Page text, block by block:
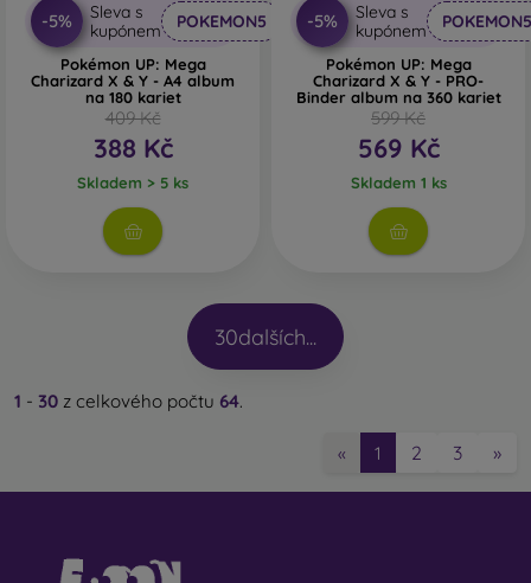
-5%
Sleva s
kupónem
POKEMON5
Pokémon UP: Mega
Charizard X & Y - A4 album
na 180 kariet
409 Kč
388 Kč
Skladem > 5 ks
-5%
Sleva s
kupónem
POKEMON5
Pokémon UP: Mega
Charizard X & Y - PRO-
Binder album na 360 kariet
599 Kč
569 Kč
Skladem 1 ks
30dalších...
1 - 30 z celkového počtu 64.
« 1 2 3 »